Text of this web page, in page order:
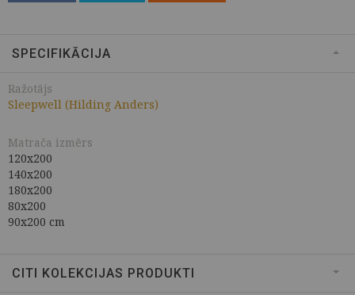
SPECIFIKĀCIJA
Ražotājs
Sleepwell (Hilding Anders)
Matrača izmērs
120x200
140x200
180x200
80x200
90x200 cm
CITI KOLEKCIJAS PRODUKTI